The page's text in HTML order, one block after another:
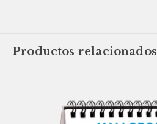
Productos relacionados